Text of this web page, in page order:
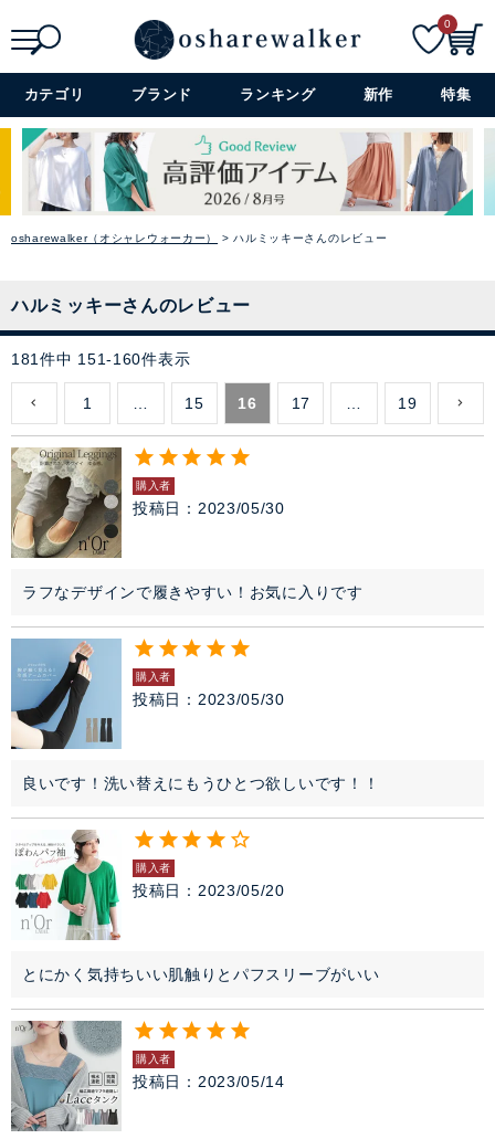
詳細検索+
0
カテゴリ ブランド ランキング 新作 特集
osharewalker（オシャレウォーカー） ハルミッキーさんのレビュー
ハルミッキーさんのレビュー
181件中 151-160件表示
1 15 16 17 19
購入者
投稿日 2023/05/30
ラフなデザインで履きやすい！お気に入りです
購入者
投稿日 2023/05/30
良いです！洗い替えにもうひとつ欲しいです！！
購入者
投稿日 2023/05/20
とにかく気持ちいい肌触りとパフスリーブがいい
購入者
投稿日 2023/05/14